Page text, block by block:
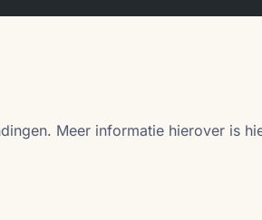
Meer informatie hierover is